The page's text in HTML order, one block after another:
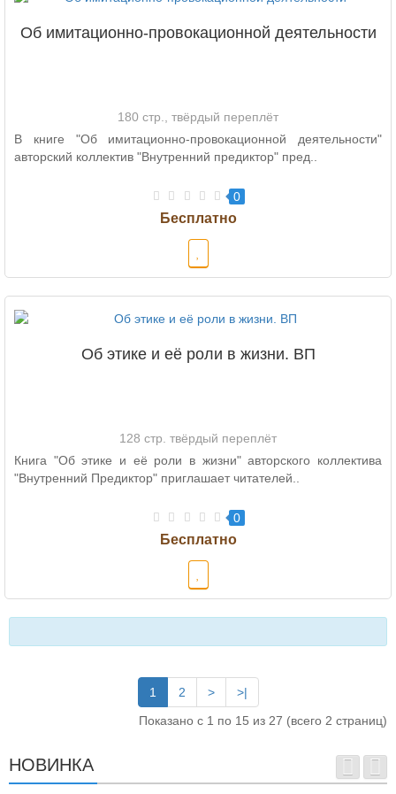
Об имитационно-провокационной деятельности
180 стр., твёрдый переплёт
В книге "Об имитационно-провокационной деятельности"
авторский коллектив "Внутренний предиктор" пред..
0
Об этике и её роли в жизни. ВП
128 стр. твёрдый переплёт
Книга "Об этике и её роли в жизни" авторского коллектива
"Внутренний Предиктор" приглашает читателей..
0
1 2 >
>|
Показано с 1 по 15 из 27 (всего 2 страниц)
НОВИНКА